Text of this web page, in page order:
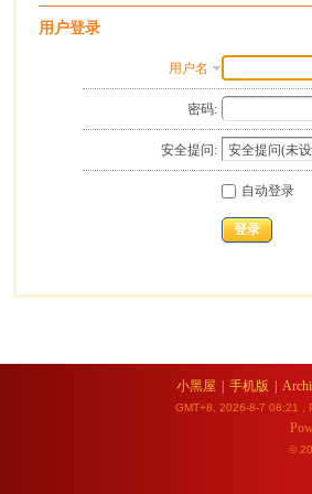
用户登录
用户名
密码:
安全提问:
自动登录
登录
小黑屋 手机版
GMT+8, 2026-8-7 08:21 ,
©